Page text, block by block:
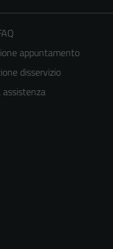
appuntamento
disservizio
assistenza